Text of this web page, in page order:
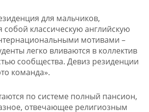
для мальчиков,
классическую английскую
мотивами –
легко вливаются в коллектив
сообщества. Девиз резиденции
команда».
по системе полный пансион,
отвечающее религиозным